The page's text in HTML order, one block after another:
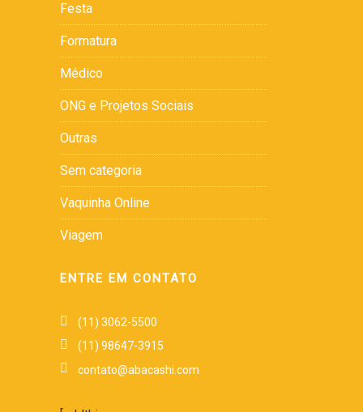
Festa
Formatura
Médico
ONG e Projetos Sociais
Outras
Sem categoria
Vaquinha Online
Viagem
ENTRE EM CONTATO
(11) 3062-5500
(11) 98647-3915
contato@abacashi.com